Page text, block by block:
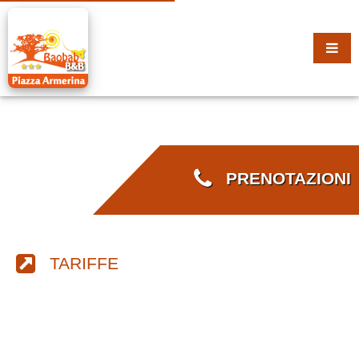
PRENOTAZIONI
TARIFFE